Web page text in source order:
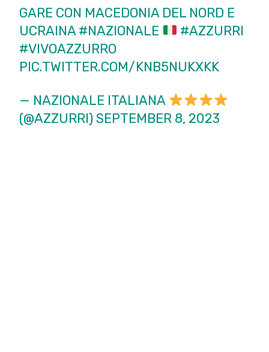
GARE CON MACEDONIA DEL NORD E
UCRAINA#NAZIONALE
#AZZURRI
#VIVOAZZURRO
PIC.TWITTER.COM/KNB5NUKXKK
— NAZIONALE ITALIANA
(@AZZURRI)SEPTEMBER 8, 2023